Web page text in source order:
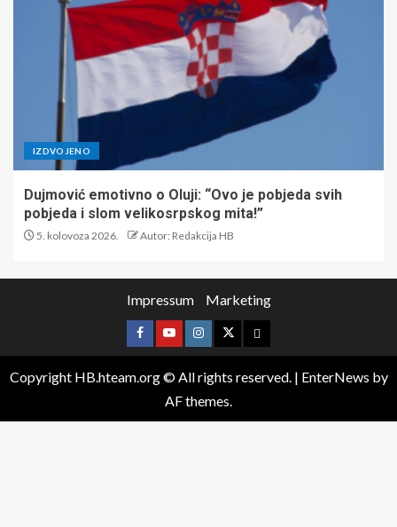
IZDVOJENO
Dujmović emotivno o Oluji: “Ovo je pobjeda svih
pobjeda i slom velikosrpskog mita!”
5. kolovoza 2026. Autor: Redakcija HB
Impressum Marketing
Copyright HB.hteam.org © All rights reserved. | EnterNews by
AF themes.